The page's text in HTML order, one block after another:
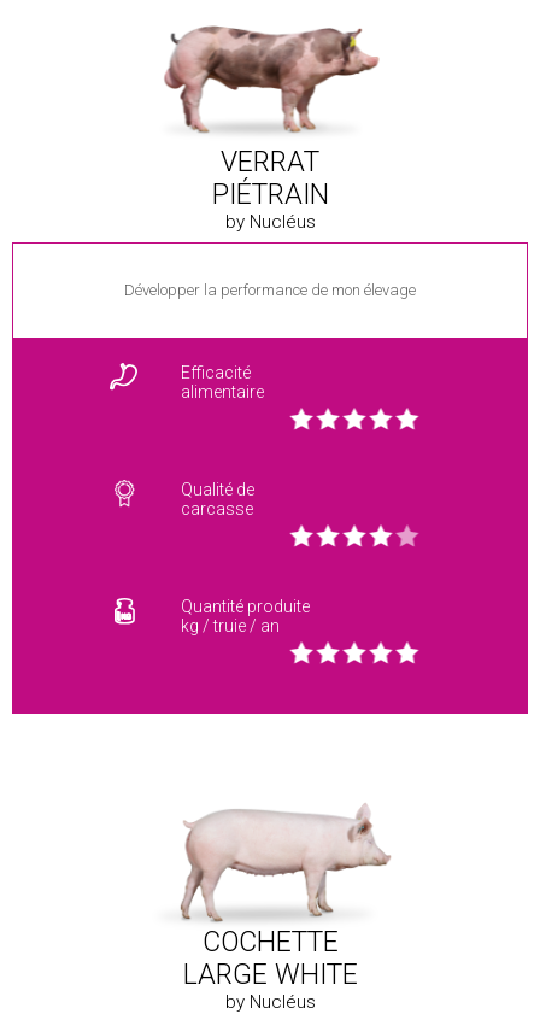
VERRAT
PIÉTRAIN
by Nucléus
Développer la performance de mon élevage
Efficacité
alimentaire
Qualité de
carcasse
Quantité produite
kg / truie / an
COCHETTE
LARGE WHITE
by Nucléus